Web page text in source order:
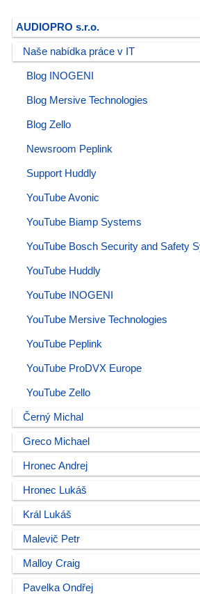
AUDIOPRO s.r.o.
Naše nabídka práce v IT
Blog INOGENI
Blog Mersive Technologies
Blog Zello
Newsroom Peplink
Support Huddly
YouTube Avonic
YouTube Biamp Systems
YouTube Bosch Security and Safety
YouTube Huddly
YouTube INOGENI
YouTube Mersive Technologies
YouTube Peplink
YouTube ProDVX Europe
YouTube Zello
Černý Michal
Greco Michael
Hronec Andrej
Hronec Lukáš
Král Lukáš
Malevič Petr
Malloy Craig
Pavelka Ondřej